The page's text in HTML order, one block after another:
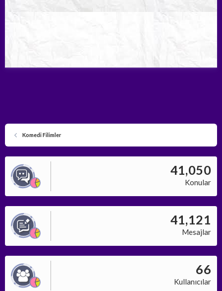
Komedi Filimler
41,050
Konular
41,121
Mesajlar
66
Kullanıcılar